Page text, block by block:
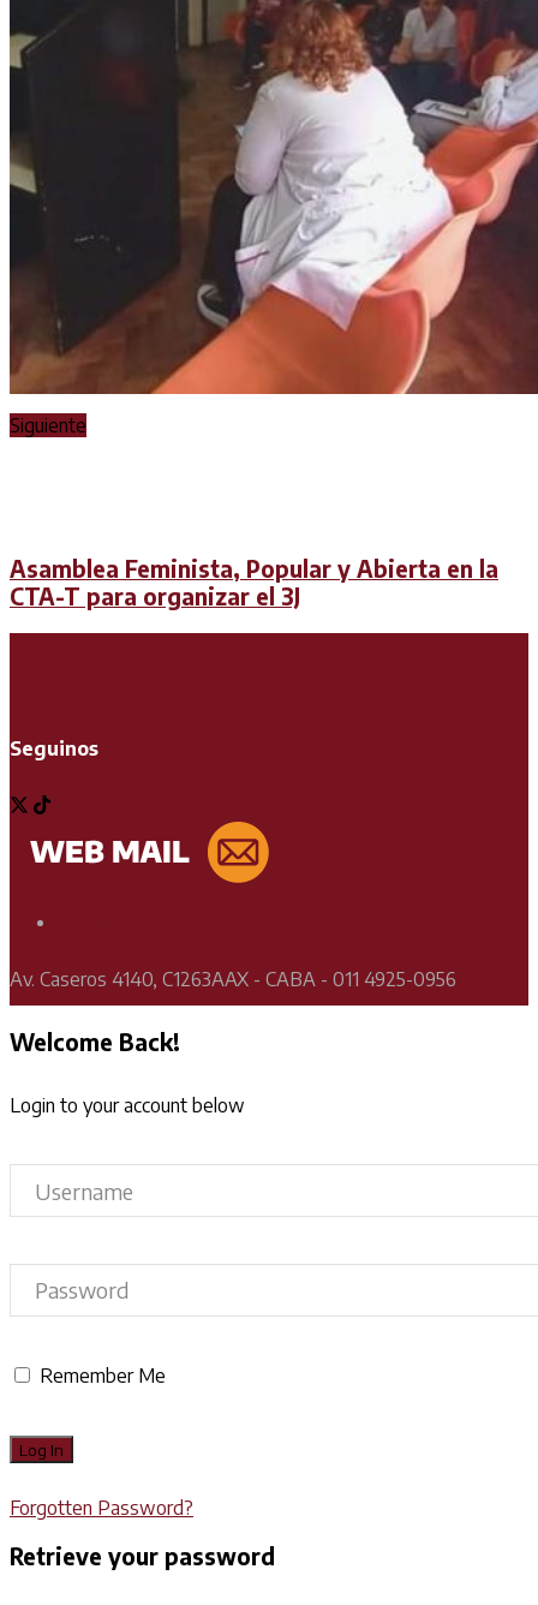
Siguiente
Asamblea Feminista, Popular y Abierta en la
CTA-T para organizar el 3J
Seguinos
Av. Caseros 4140, C1263AAX - CABA - 011 4925-0956
Welcome Back!
Login to your account below
Remember Me
Forgotten Password?
Retrieve your password